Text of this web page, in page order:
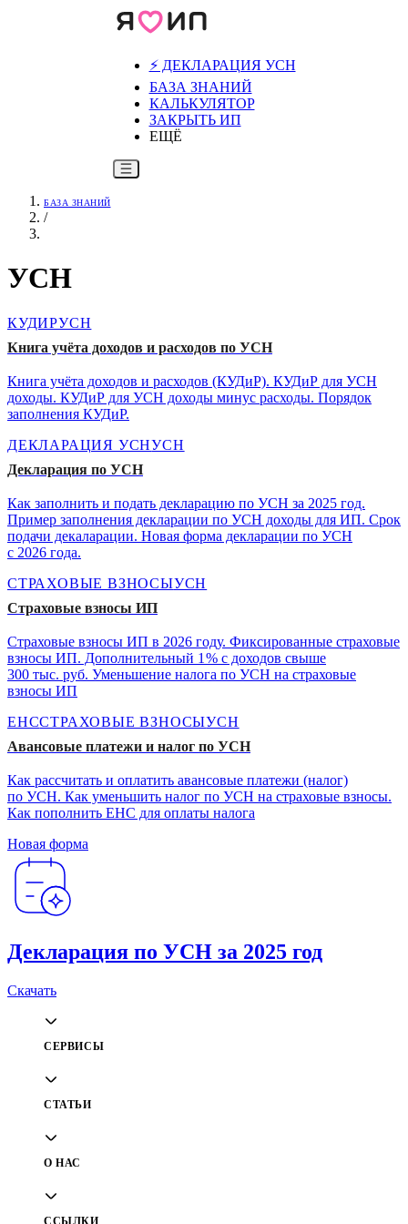
⚡️ ДЕКЛАРАЦИЯ УСН
БАЗА ЗНАНИЙ
КАЛЬКУЛЯТОР
ЗАКРЫТЬ ИП
ЕЩЁ
БАЗА ЗНАНИЙ
/
УСН
КУДИРУСН
Книга учёта доходов и расходов по УСН
Книга учёта доходов и расходов (КУДиР). КУДиР для УСН
доходы. КУДиР для УСН доходы минус расходы. Порядок
заполнения КУДиР.
ДЕКЛАРАЦИЯ УСНУСН
Декларация по УСН
Как заполнить и подать декларацию по УСН за 2025 год.
Пример заполнения декларации по УСН доходы для ИП. Срок
подачи декаларации. Новая форма декларации по УСН
с 2026 года.
СТРАХОВЫЕ ВЗНОСЫУСН
Страховые взносы ИП
Страховые взносы ИП в 2026 году. Фиксированные страховые
взносы ИП. Дополнительный 1 % с доходов свыше
300 тыс. руб. Уменьшение налога по УСН на страховые
взносы ИП
ЕНССТРАХОВЫЕ ВЗНОСЫУСН
Авансовые платежи и налог по УСН
Как рассчитать и оплатить авансовые платежи (налог)
по УСН. Как уменьшить налог по УСН на страховые взносы.
Как пополнить ЕНС для оплаты налога
Новая форма
Декларация по УСН за 2025 год
Скачать
СЕРВИСЫ
СТАТЬИ
О НАС
ССЫЛКИ